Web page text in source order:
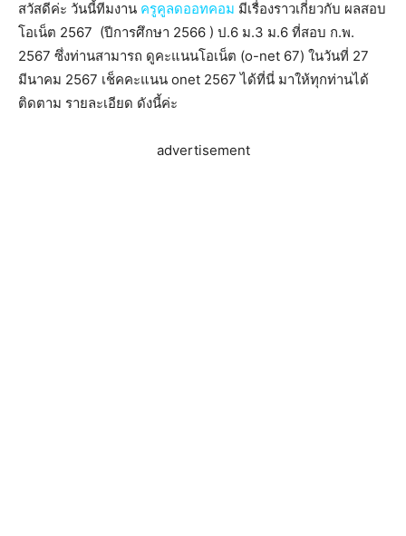
สวัสดีค่ะ วันนี้ทีมงาน ครูคูลดออทคอม มีเรื่องราวเกี่ยวกับ ผลสอบ
โอเน็ต 2567 (ปีการศึกษา 2566 ) ป.6 ม.3 ม.6 ที่สอบ ก.พ.
2567 ซึ่งท่านสามารถ ดูคะแนนโอเน็ต (o-net 67) ในวันที่ 27
มีนาคม 2567 เช็คคะแนน onet 2567 ได้ที่นี่ มาให้ทุกท่านได้
ติดตาม รายละเอียด ดังนี้ค่ะ
advertisement